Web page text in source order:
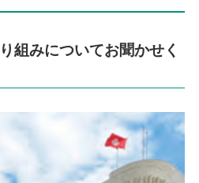
組みについてお聞かせく